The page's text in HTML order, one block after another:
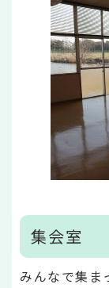
集会室
みんなで集ま